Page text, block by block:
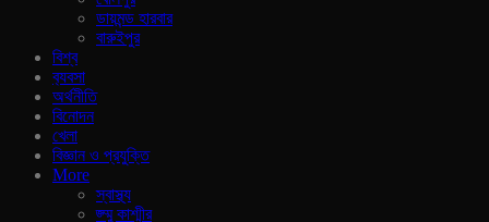
ডায়মন্ড হারবার
বারুইপুর
বিশ্ব
ব‍্যবসা
অর্থনীতি
বিনোদন
খেলা
বিজ্ঞান ও প্রযুক্তি
More
স্বাস্থ্য
জ্ম্মু কাশ্মীর